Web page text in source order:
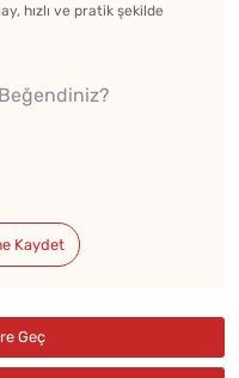
hızlı ve pratik şekilde